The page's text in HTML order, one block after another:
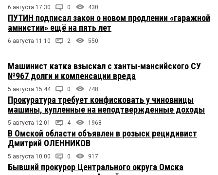
6 августа 17:30 0 430
ПУТИН подписал закон о новом продлении «гаражной
амнистии» ещё на пять лет
6 августа 11:10 2 550
Машинист катка взыскал с ханты-мансийского СУ
№967 долги и компенсации вреда
5 августа 15:44 0 748
Прокуратура требует конфисковать у чиновницы
машины, купленные на неподтвержденные доходы
5 августа 12:01 4 1968
В Омской области объявлен в розыск рецидивист
Дмитрий ОЛЕННИКОВ
5 августа 10:00 0 917
Бывший прокурор Центрального округа Омска